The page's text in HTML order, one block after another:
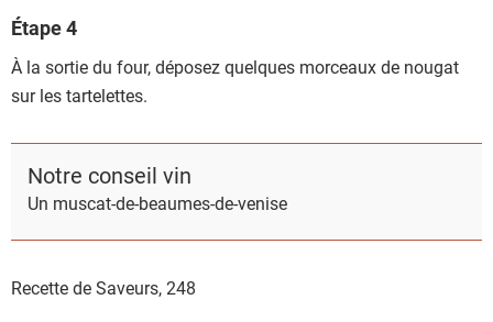
Étape 4
À la sortie du four, déposez quelques morceaux de nougat
sur les tartelettes.
Notre conseil vin
Un muscat-de-beaumes-de-venise
Recette de Saveurs,248